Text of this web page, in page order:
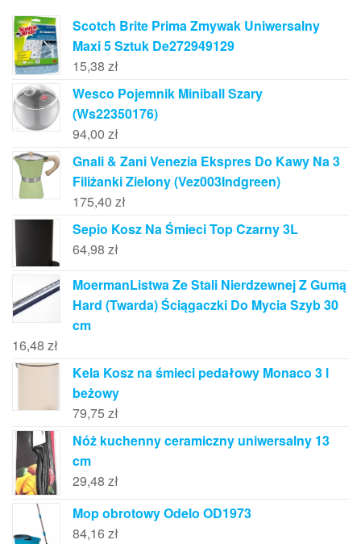
Scotch Brite Prima Zmywak Uniwersalny
Maxi 5 Sztuk De272949129
15,38 zł
Wesco Pojemnik Miniball Szary
(Ws22350176)
94,00 zł
Gnali & Zani Venezia Ekspres Do Kawy Na 3
Filiżanki Zielony (Vez003Indgreen)
175,40 zł
Sepio Kosz Na Śmieci Top Czarny 3L
64,98 zł
MoermanListwa Ze Stali Nierdzewnej Z Gumą
Hard (Twarda) Ściągaczki Do Mycia Szyb 30
cm
16,48 zł
Kela Kosz na śmieci pedałowy Monaco 3 l
beżowy
79,75 zł
Nóż kuchenny ceramiczny uniwersalny 13
cm
29,48 zł
Mop obrotowy Odelo OD1973
84,16 zł